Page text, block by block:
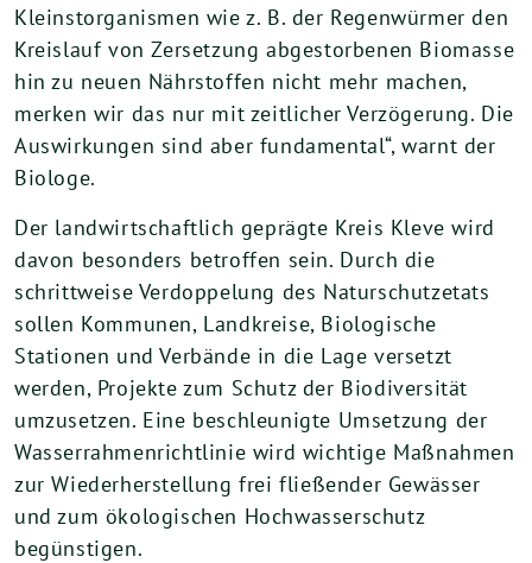
Kleinstorganismen wie z. B. der Regenwürmer den
Kreislauf von Zersetzung abgestorbenen Biomasse
hin zu neuen Nährstoffen nicht mehr machen,
merken wir das nur mit zeitlicher Verzögerung. Die
Auswirkungen sind aber fundamental“, warnt der
Biologe.
Der landwirtschaftlich geprägte Kreis Kleve wird
davon besonders betroffen sein. Durch die
schrittweise Verdoppelung des Naturschutzetats
sollen Kommunen, Landkreise, Biologische
Stationen und Verbände in die Lage versetzt
werden, Projekte zum Schutz der Biodiversität
umzusetzen. Eine beschleunigte Umsetzung der
Wasserrahmenrichtlinie wird wichtige Maßnahmen
zur Wiederherstellung frei fließender Gewässer
und zum ökologischen Hochwasserschutz
begünstigen.